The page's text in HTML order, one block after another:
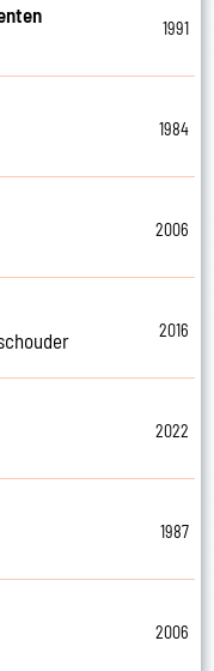
1991
1984
2006
2016
2022
1987
2006